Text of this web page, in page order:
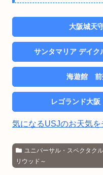
大阪城天
サンタマリア デイク
海遊館 前
レゴランド大阪
気になるUSJのお天気を
ユニバーサル・スペクタク
リウッド～